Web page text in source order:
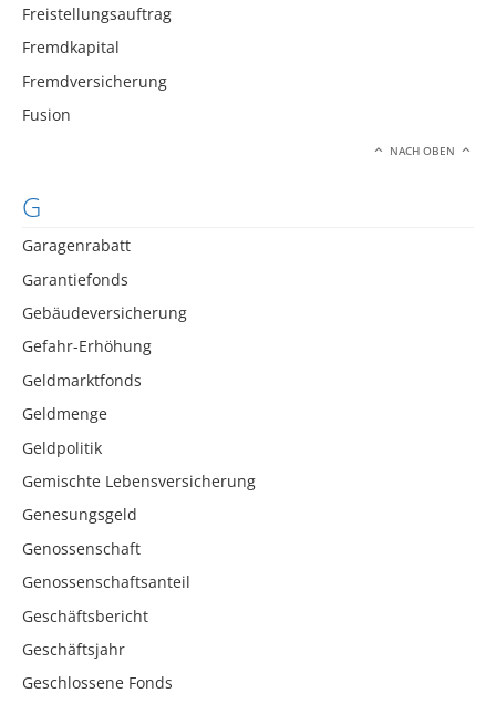
Freistellungsauftrag
Fremdkapital
Fremdversicherung
Fusion
NACH OBEN
G
Garagenrabatt
Garantiefonds
Gebäudeversicherung
Gefahr-Erhöhung
Geldmarktfonds
Geldmenge
Geldpolitik
Gemischte Lebensversicherung
Genesungsgeld
Genossenschaft
Genossenschaftsanteil
Geschäftsbericht
Geschäftsjahr
Geschlossene Fonds